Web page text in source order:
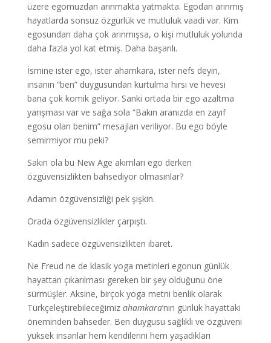
üzere egomuzdan arınmakta yatmakta. Egodan arınmış
hayatlarda sonsuz özgürlük ve mutluluk vaadi var. Kim
egosundan daha çok arınmışsa, o kişi mutluluk yolunda
daha fazla yol kat etmiş. Daha başarılı.
İsmine ister ego, ister ahamkara, ister nefs deyin,
insanın “ben” duygusundan kurtulma hırsı ve hevesi
bana çok komik geliyor. Sanki ortada bir ego azaltma
yarışması var ve sağa sola “Bakın aranızda en zayıf
egosu olan benim” mesajları veriliyor. Bu ego böyle
semirmiyor mu peki?
Sakın ola bu New Age akımları ego derken
özgüvensizlikten bahsediyor olmasınlar?
Adamın özgüvensizliği pek şişkin.
Orada özgüvensizlikler çarpıştı.
Kadın sadece özgüvensizlikten ibaret.
Ne Freud ne de klasik yoga metinleri egonun günlük
hayattan çıkarılması gereken bir şey olduğunu öne
sürmüşler. Aksine, birçok yoga metni benlik olarak
Türkçeleştirebileceğimiz ahamkara’nın günlük hayattaki
öneminden bahseder. Ben duygusu sağlıklı ve özgüveni
yüksek insanlar hem kendilerini hem yaşadıkları